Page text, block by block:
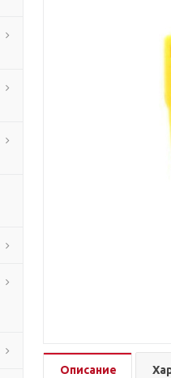
Описание